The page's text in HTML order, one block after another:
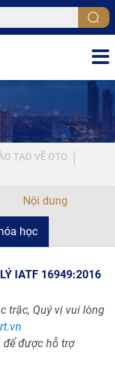
TẠO VỀ OTO
Nội dung
học
IATF 16949:2016
trặc, Quý vị vui lòng
để được hỗ trợ